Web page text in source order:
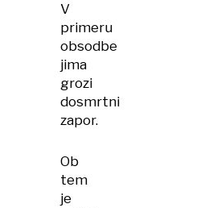
V
primeru
obsodbe
jima
grozi
dosmrtni
zapor.
Ob
tem
je